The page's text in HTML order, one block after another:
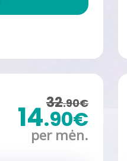
32.90€
14.90€
per mėn.